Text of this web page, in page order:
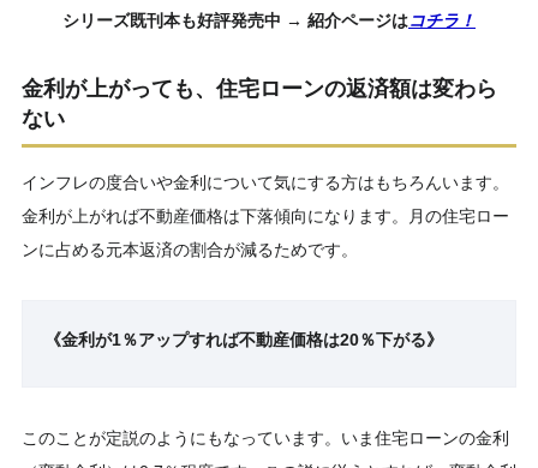
シリーズ既刊本も好評発売中 → 紹介ページはコチラ！
金利が上がっても、住宅ローンの返済額は変わら
ない
インフレの度合いや金利について気にする方はもちろんいます。
金利が上がれば不動産価格は下落傾向になります。月の住宅ロー
ンに占める元本返済の割合が減るためです。
《金利が1％アップすれば不動産価格は20％下がる》
このことが定説のようにもなっています。いま住宅ローンの金利